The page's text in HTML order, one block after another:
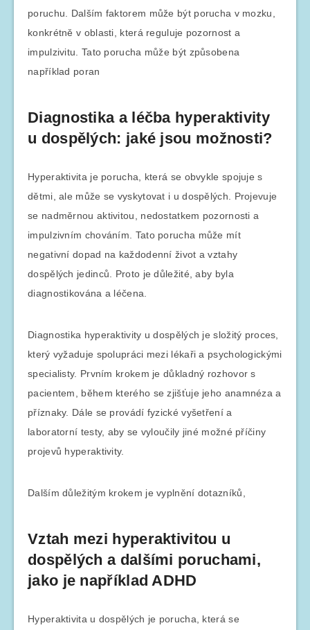
poruchu. Dalším faktorem může být porucha v mozku,
konkrétně v oblasti, která reguluje pozornost a
impulzivitu. Tato porucha může být způsobena
například poran
Diagnostika a léčba hyperaktivity
u dospělých: jaké jsou možnosti?
Hyperaktivita je porucha, která se obvykle spojuje s
dětmi, ale může se vyskytovat i u dospělých. Projevuje
se nadměrnou aktivitou, nedostatkem pozornosti a
impulzivním chováním. Tato porucha může mít
negativní dopad na každodenní život a vztahy
dospělých jedinců. Proto je důležité, aby byla
diagnostikována a léčena.
Diagnostika hyperaktivity u dospělých je složitý proces,
který vyžaduje spolupráci mezi lékaři a psychologickými
specialisty. Prvním krokem je důkladný rozhovor s
pacientem, během kterého se zjišťuje jeho anamnéza a
příznaky. Dále se provádí fyzické vyšetření a
laboratorní testy, aby se vyloučily jiné možné příčiny
projevů hyperaktivity.
Dalším důležitým krokem je vyplnění dotazníků,
Vztah mezi hyperaktivitou u
dospělých a dalšími poruchami,
jako je například ADHD
Hyperaktivita u dospělých je porucha, která se